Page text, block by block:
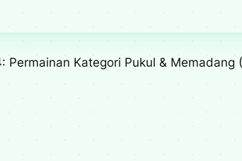
Kategori Pukul & Memadang